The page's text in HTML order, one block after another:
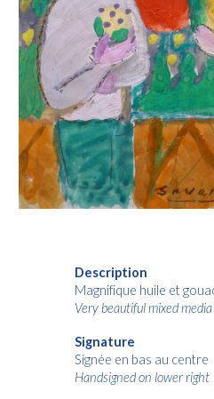
Description
Magnifique huile et
Very beautiful mixed
Signature
Signée en bas au centre
Handsigned on lower right